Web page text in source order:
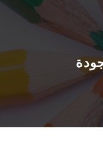
عن الكلية
القطاعات
الاقسام
البرامج الدراسية